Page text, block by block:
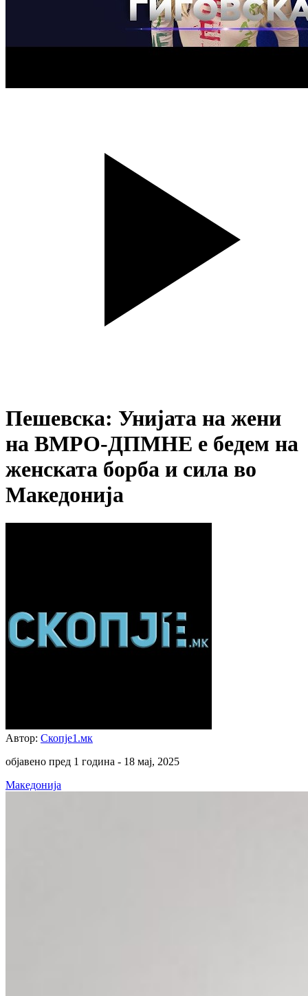
Пешевска: Унијата на жени
на ВМРО-ДПМНЕ е бедем на
женската борба и сила во
Македонија
Автор: Скопје1.мк
објавено пред 1 година - 18 мај, 2025
Македонија